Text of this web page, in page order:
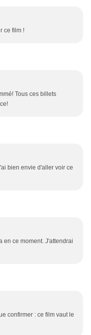
ce film !
Tous ces billets
bien envie d'aller voir ce
en ce moment. J'attendrai
confirmer : ce film vaut le